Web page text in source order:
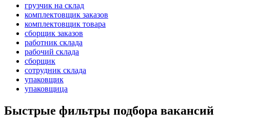
грузчик на склад
комплектовщик заказов
комплектовщик товара
сборщик заказов
работник склада
рабочий склада
сборщик
сотрудник склада
упаковщик
упаковщица
Быстрые фильтры подбора вакансий